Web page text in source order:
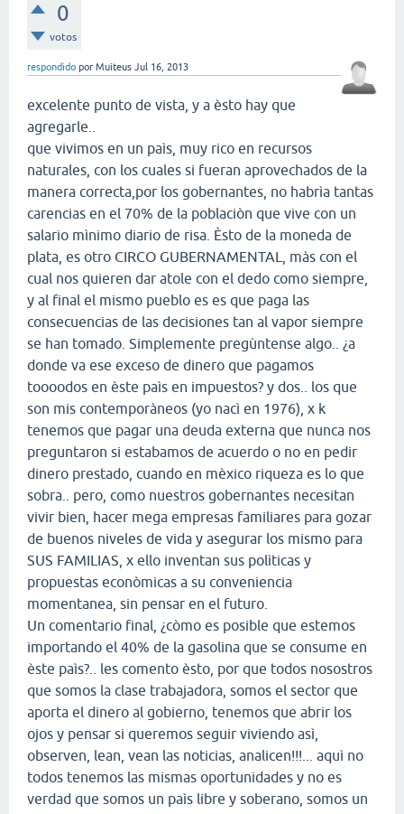
0
votos
respondido por Muiteus Jul 16, 2013
excelente punto de vista, y a èsto hay que
agregarle..
que vivimos en un paìs, muy rico en recursos
naturales, con los cuales si fueran aprovechados de la
manera correcta,por los gobernantes, no habrìa tantas
carencias en el 70% de la poblaciòn que vive con un
salario mìnimo diario de risa. Èsto de la moneda de
plata, es otro CIRCO GUBERNAMENTAL, màs con el
cual nos quieren dar atole con el dedo como siempre,
y al final el mismo pueblo es es que paga las
consecuencias de las decisiones tan al vapor siempre
se han tomado. Simplemente pregùntense algo.. ¿a
donde va ese exceso de dinero que pagamos
toooodos en èste paìs en impuestos? y dos.. los que
son mis contemporàneos (yo nacì en 1976), x k
tenemos que pagar una deuda externa que nunca nos
preguntaron si estabamos de acuerdo o no en pedir
dinero prestado, cuando en mèxico riqueza es lo que
sobra.. pero, como nuestros gobernantes necesitan
vivir bien, hacer mega empresas familiares para gozar
de buenos niveles de vida y asegurar los mismo para
SUS FAMILIAS, x ello inventan sus polìticas y
propuestas econòmicas a su conveniencia
momentanea, sin pensar en el futuro.
Un comentario final, ¿còmo es posible que estemos
importando el 40% de la gasolina que se consume en
èste paìs?.. les comento èsto, por que todos nosostros
que somos la clase trabajadora, somos el sector que
aporta el dinero al gobierno, tenemos que abrir los
ojos y pensar si queremos seguir viviendo asì,
observen, lean, vean las noticias, analicen!!!... aquì no
todos tenemos las mismas oportunidades y no es
verdad que somos un paìs libre y soberano, somos un